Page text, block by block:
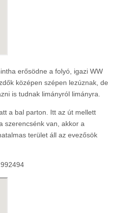
erősödne a folyó, igazi WW
középen szépen lezúznak, de
is tudnak limányról limányra.
a bal parton. Itt az út mellett
szerencsénk van, akkor a
terület áll az evezősök